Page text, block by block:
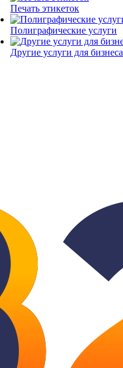
Печать этикеток
Полиграфические услуги
Другие услуги для бизнеса